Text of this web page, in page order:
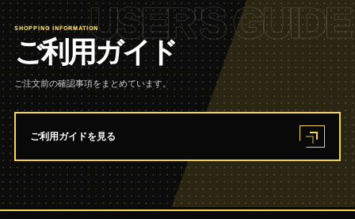
USER'S GUIDE
SHOPPING INFORMATION
ご利用ガイド
ご注文前の確認事項をまとめています。
ご利用ガイドを見る